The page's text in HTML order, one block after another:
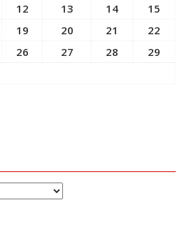
12 13 14
15
19 20 21
22
26 27 28
29